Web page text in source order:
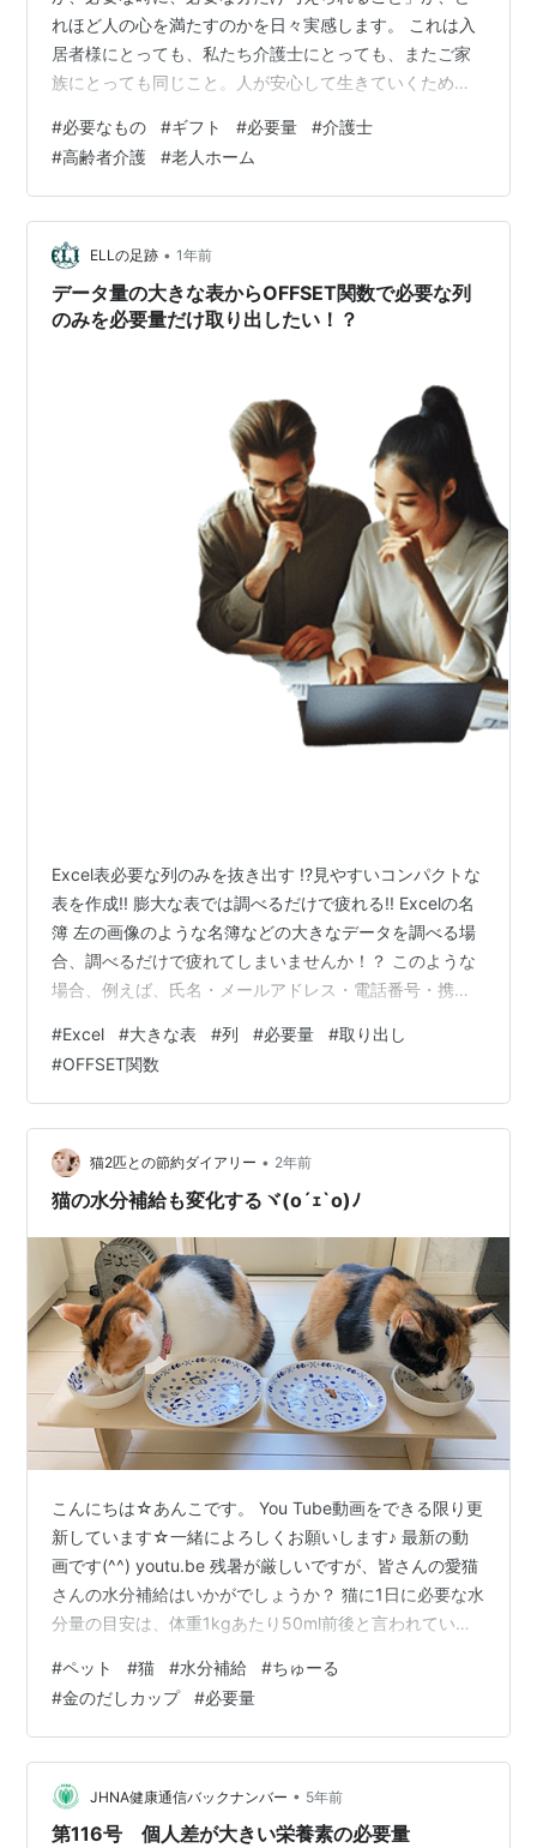
れほど人の心を満たすのかを日々実感します。 これは入
居者様にとっても、私たち介護士にとっても、またご家
族にとっても同じこと。人が安心して生きていくために
入居者様にとっての「必要なもの」 たとえば、ある入居
者様が「喉が渇いた」とおっしゃったとき。ただ水をお
持ちするのではなく、「今どんな飲み物が欲しいのか」
「温かいものか、冷たいものか」「一口でいいのか、ゆ
っくり飲みたいのか」を丁寧に伺うことが大切です。 実
際にあった出来事ですが、夏の暑い日に「水を…
#必要なもの #ギフト #必要量 #介護士
#高齢者介護 #老人ホーム
ELLの足跡 • 1年前
データ量の大きな表からOFFSET関数で必要な列
のみを必要量だけ取り出したい！？
Excel表必要な列のみを抜き出す !?見やすいコンパクトな
表を作成!! 膨大な表では調べるだけで疲れる!! Excelの名
簿 左の画像のような名簿などの大きなデータを調べる場
合、調べるだけで疲れてしまいませんか！？ このような
場合、例えば、氏名・メールアドレス・電話番号・携帯
調べられたら随分と楽になりますよね。 今日はOFFSET
関数を利用して必要な列だけを取り出して10人分程度の
小さな表にまとめてみたいと思います。 【必要な列だけ
を抽出しミニ表を作成する方法】 先ず、『列』に氏名・
メールアドレス・電話番号・携帯電話番号と10人分が表
示でき…
#Excel #大きな表 #列 #必要量 #取り出し
#OFFSET関数
猫2匹との節約ダイアリー • 2年前
猫の水分補給も変化するヾ(o´ｪ`o)ﾉ
こんにちは☆あんこです。 You Tube動画をできる限り更
新しています☆一緒によろしくお願いします♪ 最新の動
画です(^^) youtu.be 残暑が厳しいですが、皆さんの愛猫
さんの水分補給はいかがでしょうか？ 猫に1日に必要な水
分量の目安は、体重1kgあたり50ml前後と言われていま
くまでも目安ですが、1日に必要な水分量は1日の摂取カ
ロリーと同等なので、1日200kcal食べている猫は200ml
の水分が必要となります。 過去に、ミオちゃんのおしっ
この色が濃くなったことがあり、ウェットフードを水で
薄めてあげることで、おしっこの色が良くなりま…
#ペット #猫 #水分補給 #ちゅーる
#金のだしカップ #必要量
JHNA健康通信バックナンバー • 5年前
第116号 個人差が大きい栄養素の必要量